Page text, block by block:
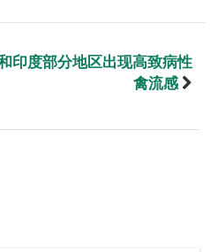
印度部分地区出现高致病性
禽流感